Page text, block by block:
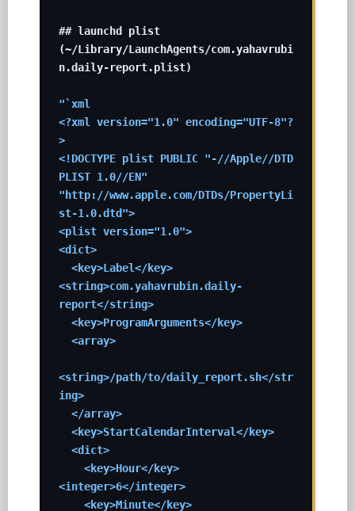
## launchd plist
(~/Library/LaunchAgents/com.yahavrubi
n.daily-report.plist)
"`xml
<?xml version="1.0" encoding="UTF-8"?
>
<!DOCTYPE plist PUBLIC "-//Apple//DTD
PLIST 1.0//EN"
"http://www.apple.com/DTDs/PropertyLi
st-1.0.dtd">
<plist version="1.0">
<dict>
<string>com.yahavrubin.daily-
report</string>
<string>/path/to/daily_report.sh</str
ing>
<integer>6</integer>